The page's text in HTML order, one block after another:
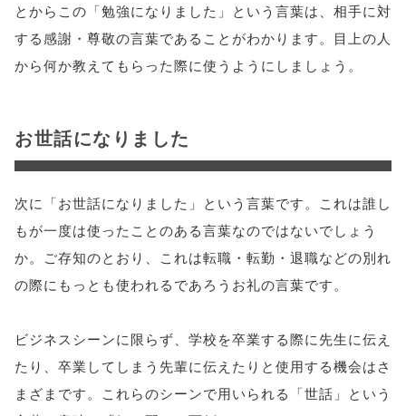
とからこの「勉強になりました」という言葉は、相手に対
する感謝・尊敬の言葉であることがわかります。目上の人
から何か教えてもらった際に使うようにしましょう。
お世話になりました
次に「お世話になりました」という言葉です。これは誰し
もが一度は使ったことのある言葉なのではないでしょう
か。ご存知のとおり、これは転職・転勤・退職などの別れ
の際にもっとも使われるであろうお礼の言葉です。
ビジネスシーンに限らず、学校を卒業する際に先生に伝え
たり、卒業してしまう先輩に伝えたりと使用する機会はさ
まざまです。これらのシーンで用いられる「世話」という